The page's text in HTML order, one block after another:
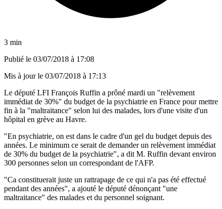
3 min
Publié le 03/07/2018 à 17:08
Mis à jour le 03/07/2018 à 17:13
Le député LFI François Ruffin a prôné mardi un "relèvement
immédiat de 30%" du budget de la psychiatrie en France pour mettre
fin à la "maltraitance" selon lui des malades, lors d'une visite d'un
hôpital en grève au Havre.
"En psychiatrie, on est dans le cadre d'un gel du budget depuis des
années. Le minimum ce serait de demander un relèvement immédiat
de 30% du budget de la psychiatrie", a dit M. Ruffin devant environ
300 personnes selon un correspondant de l'AFP.
"Ca constituerait juste un rattrapage de ce qui n'a pas été effectué
pendant des années", a ajouté le député dénonçant "une
maltraitance" des malades et du personnel soignant.